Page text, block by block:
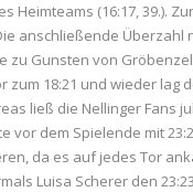
(16:17, 39.).
anschließende Überzahl
zu Gunsten von
18:21 und wieder lag
ließ die Nellinger Fans
vor dem Spielende mit
da es auf jedes Tor
Luisa Scherer den